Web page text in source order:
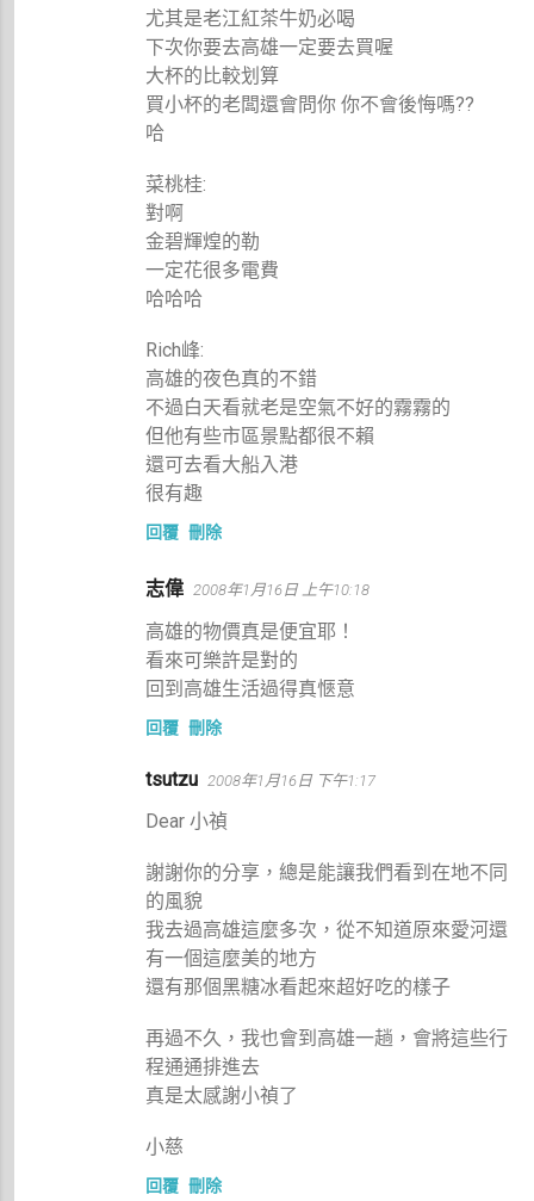
尤其是老江紅茶牛奶必喝
下次你要去高雄一定要去買喔
大杯的比較划算
買小杯的老闆還會問你 你不會後悔嗎??
哈
菜桃桂:
對啊
金碧輝煌的勒
一定花很多電費
哈哈哈
Rich峰:
高雄的夜色真的不錯
不過白天看就老是空氣不好的霧霧的
但他有些市區景點都很不賴
還可去看大船入港
很有趣
回覆 刪除
志偉 2008年1月16日 上午10:18
高雄的物價真是便宜耶！
看來可樂許是對的
回到高雄生活過得真愜意
回覆 刪除
tsutzu 2008年1月16日 下午1:17
Dear 小禎
謝謝你的分享，總是能讓我們看到在地不同
的風貌
我去過高雄這麼多次，從不知道原來愛河還
有一個這麼美的地方
還有那個黑糖冰看起來超好吃的樣子
再過不久，我也會到高雄一趟，會將這些行
程通通排進去
真是太感謝小禎了
小慈
回覆 刪除